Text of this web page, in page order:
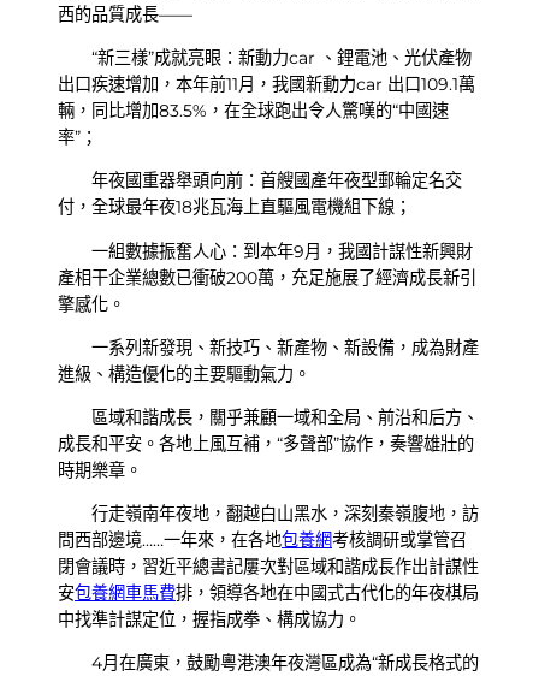
西的品質成長——
“新三樣”成就亮眼：新動力car 、鋰電池、光伏產物
出口疾速增加，本年前11月，我國新動力car 出口109.1萬
輛，同比增加83.5%，在全球跑出令人驚嘆的“中國速
率”；
年夜國重器舉頭向前：首艘國產年夜型郵輪定名交
付，全球最年夜18兆瓦海上直驅風電機組下線；
一組數據振奮人心：到本年9月，我國計謀性新興財
產相干企業總數已衝破200萬，充足施展了經濟成長新引
擎感化。
一系列新發現、新技巧、新產物、新設備，成為財產
進級、構造優化的主要驅動氣力。
區域和諧成長，關乎兼顧一域和全局、前沿和后方、
成長和平安。各地上風互補，“多聲部”協作，奏響雄壯的
時期樂章。
行走嶺南年夜地，翻越白山黑水，深刻秦嶺腹地，訪
問西部邊境……一年來，在各地包養網考核調研或掌管召
閉會議時，習近平總書記屢次對區域和諧成長作出計謀性
安包養網車馬費排，領導各地在中國式古代化的年夜棋局
中找準計謀定位，握指成拳、構成協力。
4月在廣東，鼓勵粵港澳年夜灣區成為“新成長格式的